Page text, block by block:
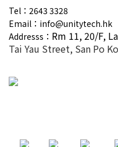
Tel：2643 3328
Email：info@unitytech.hk
Addresss： Rm 11, 20/F,
Tai Yau Street, San Po